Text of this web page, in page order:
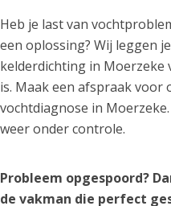
Heb je last van
een oplossing? Wij leggen
kelderdichting in
is. Maak een afspraak voor
vochtdiagnose in
weer onder controle.
Probleem opgespoord?
de vakman die perfect